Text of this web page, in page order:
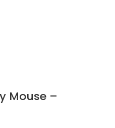
Mouse –